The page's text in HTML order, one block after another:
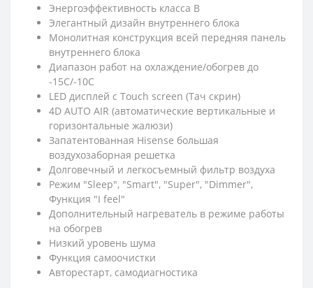
Энергоэффективность класса B
Элегантный дизайн внутреннего блока
Монолитная конструкция всей передняя панель
внутреннего блока
Диапазон работ на охлаждение/обогрев до
-15С/-10С
LED дисплей с Touch screen (Тач скрин)
4D AUTO AIR (автоматические вертикальные и
горизонтальные жалюзи)
Запатентованная Hisense большая
воздухозаборная решетка
Долговечный и легкосъемный фильтр воздуха
Режим "Sleep", "Smart", "Super", "Dimmer",
Функция "I feel"
Дополнительный нагреватель в режиме работы
на обогрев
Низкий уровень шума
Функция самоочистки
Авторестарт, самодиагностика